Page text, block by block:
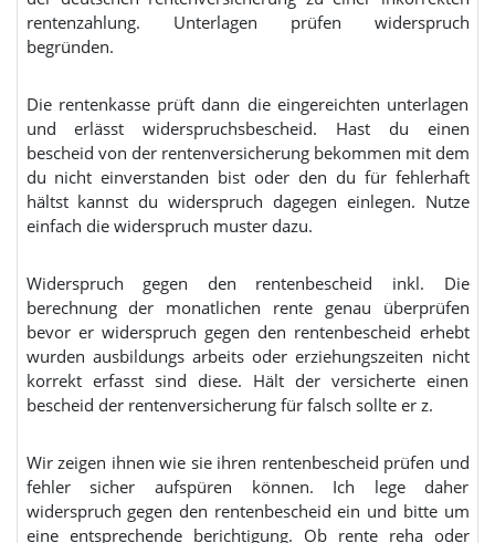
rentenzahlung. Unterlagen prüfen widerspruch
begründen.
Die rentenkasse prüft dann die eingereichten unterlagen
und erlässt widerspruchsbescheid. Hast du einen
bescheid von der rentenversicherung bekommen mit dem
du nicht einverstanden bist oder den du für fehlerhaft
hältst kannst du widerspruch dagegen einlegen. Nutze
einfach die widerspruch muster dazu.
Widerspruch gegen den rentenbescheid inkl. Die
berechnung der monatlichen rente genau überprüfen
bevor er widerspruch gegen den rentenbescheid erhebt
wurden ausbildungs arbeits oder erziehungszeiten nicht
korrekt erfasst sind diese. Hält der versicherte einen
bescheid der rentenversicherung für falsch sollte er z.
Wir zeigen ihnen wie sie ihren rentenbescheid prüfen und
fehler sicher aufspüren können. Ich lege daher
widerspruch gegen den rentenbescheid ein und bitte um
eine entsprechende berichtigung. Ob rente reha oder